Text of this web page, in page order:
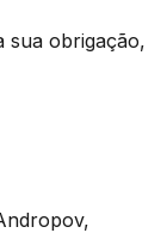
sua obrigação,